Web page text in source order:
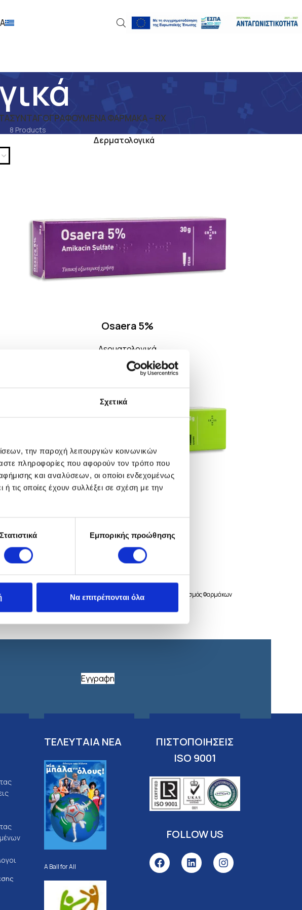
Σχετικά
την παροχή λειτουργιών κοινωνικών
πληροφορίες που αφορούν τον τρόπο που
και αναλύσεων, οι οποίοι ενδεχομένως
τις οποίες έχουν συλλέξει σε σχέση με την
Στατιστικά Εμπορικής προώθησης
Να επιτρέπονται όλα
ΣΥΝΤΑΓΟΓΡΑΦΟΎΜΕΝΑ ΦΆΡΜΑΚΑ – RX
8 Products
Δερματολογικά
Osaera 5%
Δερματολογικά
Δερματολογικά
Το Υπουργείο Υγείας και Πρόνοιας και ο Εθνικός Οργανισμός Φαρμάκων
Εγγραφη
ΤΕΛΕΥΤΑΙΑ ΝΕΑ
A Ball for All
ΠΙΣΤΟΠΟΙΗΣΕΙΣ
ISO 9001
FOLLOW US